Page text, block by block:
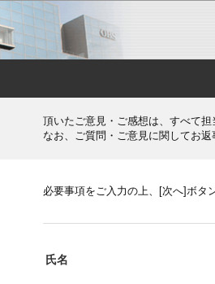
頂いたご意見・ご感想は、すべて
なお、ご質問・ご意見に関してお
必要事項をご入力の上、[次へ]ボタ
氏名